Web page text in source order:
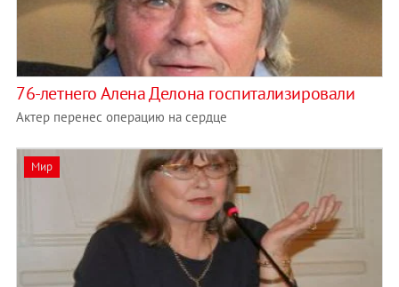
76-летнего Алена Делона госпитализировали
Актер перенес операцию на сердце
Мир